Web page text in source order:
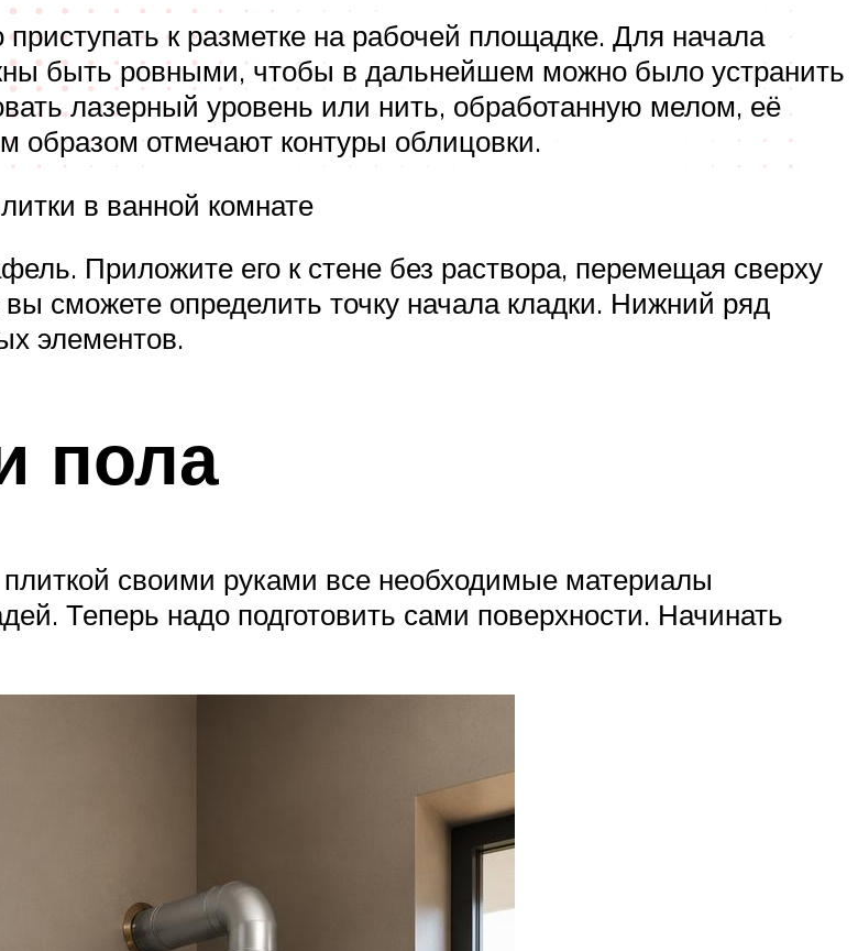
к разметке на рабочей площадке. Для начала
быть ровными, чтобы в дальнейшем можно было устранить
лазерный уровень или нить, обработанную мелом, её
образом отмечают контуры облицовки.
в ванной комнате
Приложите его к стене без раствора, перемещая сверху
сможете определить точку начала кладки. Нижний ряд
элементов.
пола
своими руками все необходимые материалы
Теперь надо подготовить сами поверхности. Начинать